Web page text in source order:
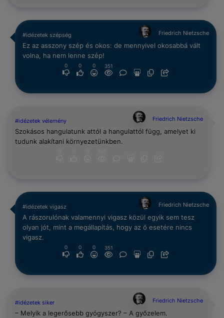
#idézetek szépség Friedrich Nietzsche
Ez az asszony szép és okos: de mennyivel okosabbá vált
volna, ha nem lenne szép!
0 0 0 351
#idézetek vélemény Friedrich Nietzsche
Szokásos hangulatunk attól a hangulattól függ, amelyet ki
tudunk alakítani környezetünkben.
#idézetek vigasz Friedrich Nietzsche
A rászorulónak valamennyi vigasz közül egyik sem tesz
olyan jót, mint a megállapítás, hogy az ő esetére nincs
vigasz.
0 0 0 351
#idézetek siker Friedrich Nietzsche
– Melyik a legerősebb gyógyszer? – A győzelem.